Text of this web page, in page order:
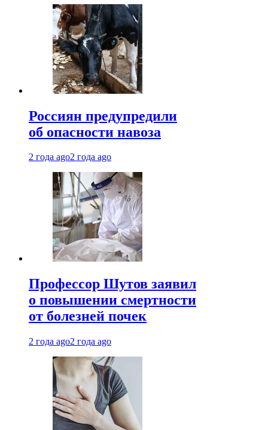
Россиян предупредили
об опасности навоза
2 года ago2 года ago
Профессор Шутов заявил
о повышении смертности
от болезней почек
2 года ago2 года ago